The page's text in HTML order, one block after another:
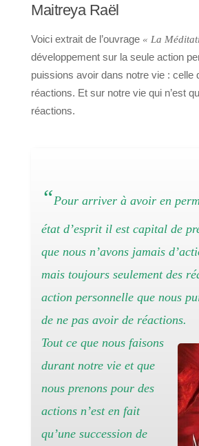
Maitreya Raël
Voici extrait de l’ouvrage « La
développement sur la seule action
puissions avoir dans notre vie : celle
réactions. Et sur notre vie qui n’est
réactions.
“Pour arriver à avoir en
état d’esprit il est capital de
que nous n’avons jamais
mais toujours seulement des
action personnelle que nous
de ne pas avoir de réactions.
Tout ce que nous faisons
durant notre vie et que
nous prenons pour des
actions n’est en fait
qu’une succession de